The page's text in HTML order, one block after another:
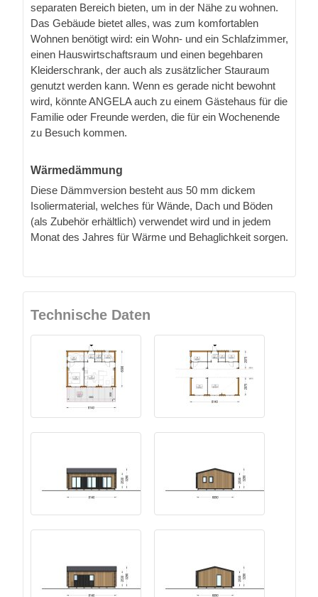
separaten Bereich bieten, um in der Nähe zu wohnen.
Das Gebäude bietet alles, was zum komfortablen
Wohnen benötigt wird: ein Wohn- und ein Schlafzimmer,
einen Hauswirtschaftsraum und einen begehbaren
Kleiderschrank, der auch als zusätzlicher Stauraum
genutzt werden kann. Wenn es gerade nicht bewohnt
wird, könnte ANGELA auch zu einem Gästehaus für die
Familie oder Freunde werden, die für ein Wochenende
zu Besuch kommen.
Wärmedämmung
Diese Dämmversion besteht aus 50 mm dickem
Isoliermaterial, welches für Wände, Dach und Böden
(als Zubehör erhältlich) verwendet wird und in jedem
Monat des Jahres für Wärme und Behaglichkeit sorgen.
Technische Daten